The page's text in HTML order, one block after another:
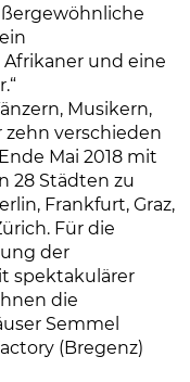
und eine
Musikern,
verschieden
Mai 2018 mit
28 Städten zu
Frankfurt, Graz,
Für die
der
spektakulärer
die
Semmel
(Bregenz)